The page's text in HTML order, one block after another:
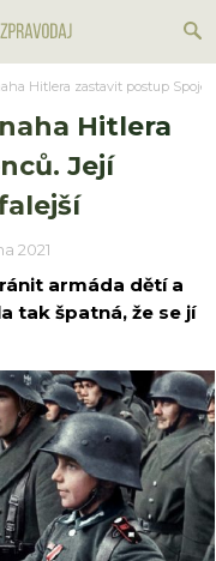
Hitlera zastavit postup
Hitlera
Její
2021
armáda dětí a
tak špatná, že se jí